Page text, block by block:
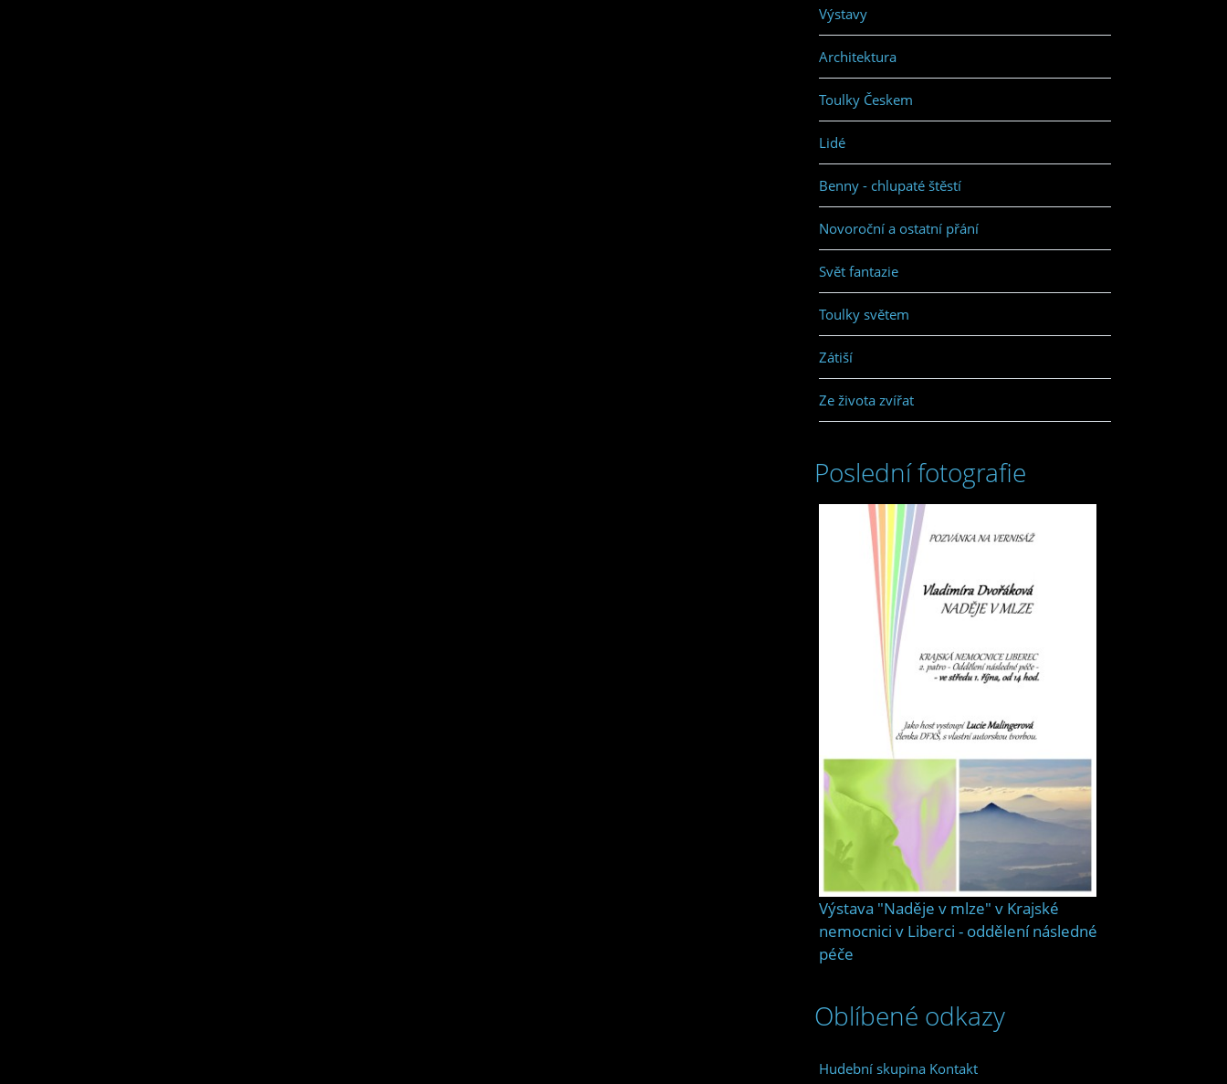
Výstavy
Architektura
Toulky Českem
Lidé
Benny - chlupaté štěstí
Novoroční a ostatní přání
Svět fantazie
Toulky světem
Zátiší
Ze života zvířat
Poslední fotografie
Výstava "Naděje v mlze" v Krajské
nemocnici v Liberci - oddělení následné
péče
Oblíbené odkazy
Hudební skupina Kontakt